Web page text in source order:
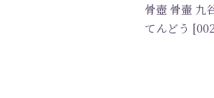
骨壺 骨壷 九
てんどう